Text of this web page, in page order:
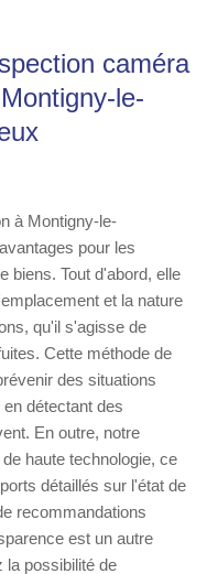
caméra
le-
à Montigny-le-
pour les
biens. Tout d'abord, elle
et la nature
qu'il s'agisse de
Cette méthode de
des situations
détectant des
En outre, notre
haute technologie, ce
détaillés sur l'état de
recommandations
est un autre
la possibilité de